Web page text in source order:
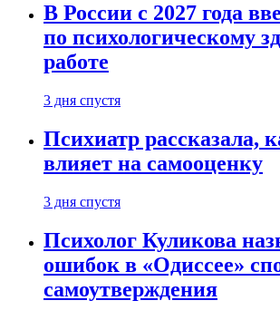
В России с 2027 года
по психологическому
работе
3 дня спустя
Психиатр рассказала,
влияет на самооценку
3 дня спустя
Психолог Куликова
ошибок в «Одиссее»
самоутверждения